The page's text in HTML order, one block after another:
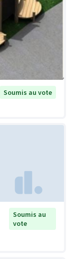
Soumis au vote
Soumis au
vote